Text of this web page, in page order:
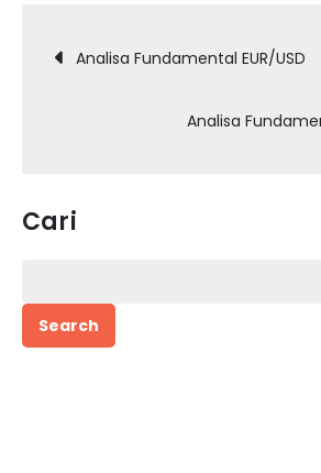
Post
navigation
Analisa Fundamental EUR/USD
Analisa
Cari
for: